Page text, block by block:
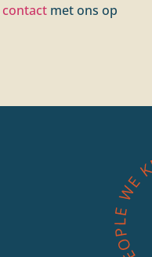
contact met ons op